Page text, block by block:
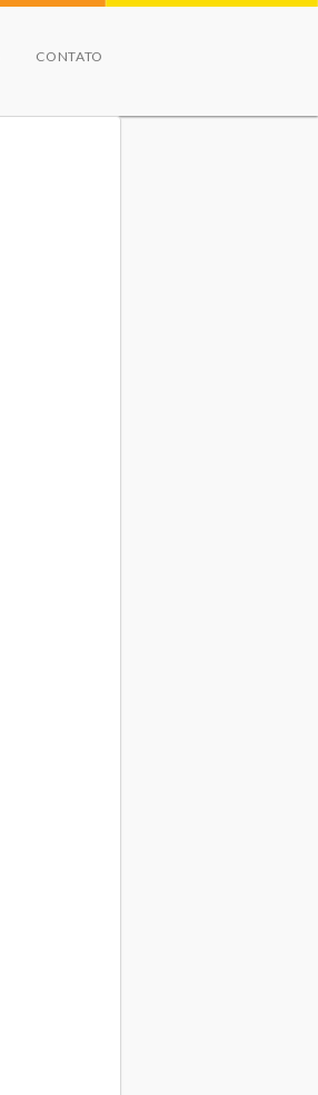
CONTATO